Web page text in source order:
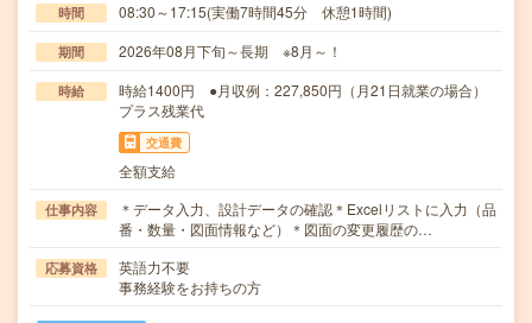
時間 08:30～17:15(実働7時間45分 休憩1時間)
期間 2026年08月下旬～長期 ※8月～！
時給
時給1400円 ●月収例：227,850円（月21日就業の場合）
プラス残業代
交通費
全額支給
仕事内容
＊データ入力、設計データの確認＊Excelリストに入力（品
番・数量・図面情報など）＊図面の変更履歴の…
応募資格
英語力不要
事務経験をお持ちの方